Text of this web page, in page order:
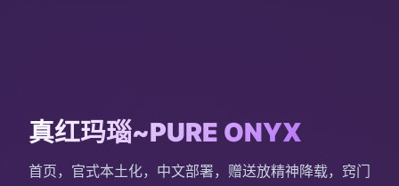
真红玛瑙~PURE ONYX
首页，官式本土化，中文部署，赠送放精神降载，窍门